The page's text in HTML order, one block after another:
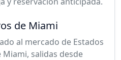
de Miami
al mercado de Estados
salidas desde